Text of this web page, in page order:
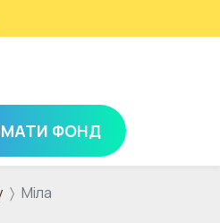
ФОНД
Міла